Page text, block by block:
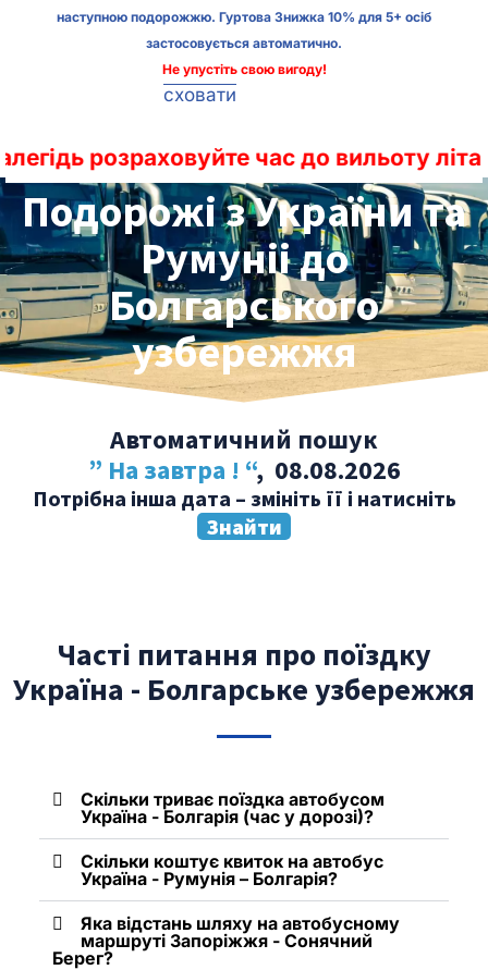
наступною подорожжю. Гуртова Знижка 10% для 5+ осіб
застосовується автоматично.
Не упустіть свою вигоду!
сховати
час до вильоту літаків з
Подорожі з України та
Румуніі до
Болгарського
узбережжя
Автоматичний пошук
” На завтра ! “, 08.08.2026
Потрібна інша дата – змініть її і натисніть
Знайти
Часті питання про поїздку
Україна - Болгарське узбережжя
Скільки триває поїздка автобусом
Україна - Болгарія (час у дорозі)?
Скільки коштує квиток на автобус
Україна - Румунія – Болгарія?
Яка відстань шляху на автобусному
маршруті Запоріжжя - Сонячний
Берег?